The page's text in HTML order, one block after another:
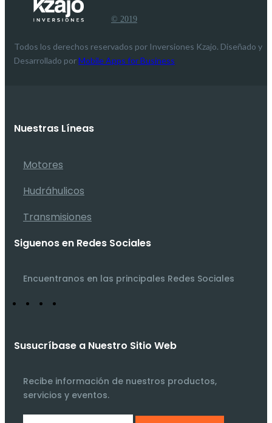
© 2019
Todos los derechos reservados por Inversiones Kzajo. Diseñado y
Desarrollado porMobile Apps for Business
Nuestras Líneas
Motores
Hudráhulicos
Transmisiones
Siguenos en Redes Sociales
Encuentranos en las principales Redes Sociales
Susucríbase a Nuestro Sitio Web
Recibe información de nuestros productos,
servicios y eventos.